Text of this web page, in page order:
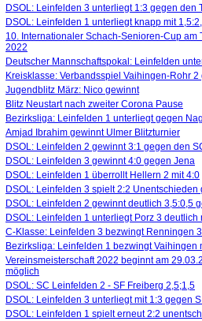
DSOL: Leinfelden 3 unterliegt 1:3 gegen den
DSOL: Leinfelden 1 unterliegt knapp mit
10. Internationaler Schach-Senioren-Cup am
2022
Deutscher Mannschaftspokal: Leinfelden
Kreisklasse: Verbandsspiel Vaihingen-Rohr
Jugendblitz März: Nico gewinnt
Blitz Neustart nach zweiter Corona Pause
Bezirksliga: Leinfelden 1 unterliegt gegen
Amjad Ibrahim gewinnt Ulmer Blitzturnier
DSOL: Leinfelden 2 gewinnt 3:1 gegen den
DSOL: Leinfelden 3 gewinnt 4:0 gegen Jena
DSOL: Leinfelden 1 überrollt Hellern 2 mit 4:0
DSOL: Leinfelden 3 spielt 2:2 Unentschieden
DSOL: Leinfelden 2 gewinnt deutlich 3,5:0,5
DSOL: Leinfelden 1 unterliegt Porz 3 deutlich
C-Klasse: Leinfelden 3 bezwingt Renningen
Bezirksliga: Leinfelden 1 bezwingt Vaihingen
Vereinsmeisterschaft 2022 beginnt am
möglich
DSOL: SC Leinfelden 2 - SF Freiberg 2,5;1,5
DSOL: Leinfelden 3 unterliegt mit 1:3 gegen
DSOL: Leinfelden 1 spielt erneut 2:2